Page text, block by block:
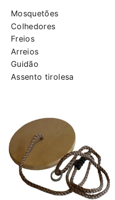
Mosquetões
Colhedores
Freios
Arreios
Guidão
Assento tirolesa